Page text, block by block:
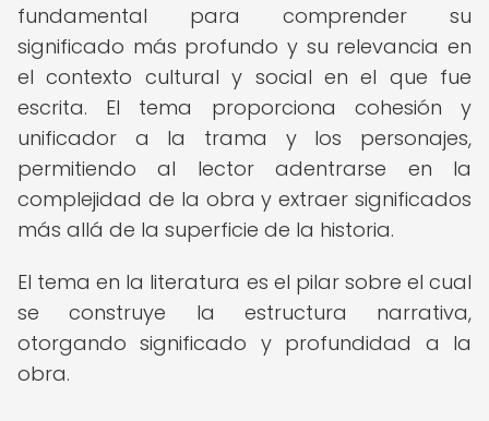
fundamental para comprender su
significado más profundo y su relevancia en
el contexto cultural y social en el que fue
escrita. El tema proporciona cohesión y
unificador a la trama y los personajes,
permitiendo al lector adentrarse en la
complejidad de la obra y extraer significados
más allá de la superficie de la historia.
El tema en la literatura es el pilar sobre el cual
se construye la estructura narrativa,
otorgando significado y profundidad a la
obra.